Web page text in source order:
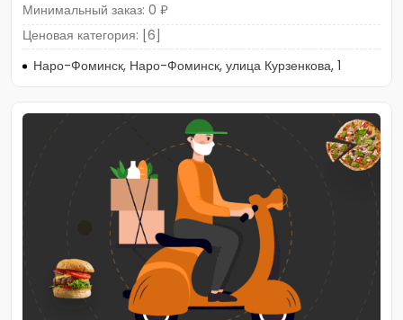
Минимальный заказ: 0 ₽
Ценовая категория: [6]
Наро-Фоминск, Наро-Фоминск, улица Курзенкова, 1